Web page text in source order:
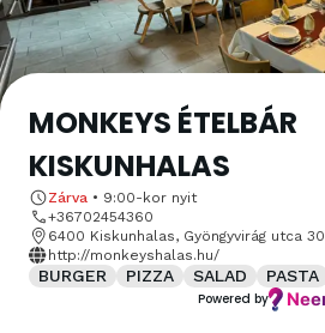
MONKEYS ÉTELBÁR
KISKUNHALAS
Zárva • 9:00-kor nyit
+36702454360
6400 Kiskunhalas, Gyöngyvirág utca 30
http://monkeyshalas.hu/
BURGER PIZZA SALAD PASTA
Powered by